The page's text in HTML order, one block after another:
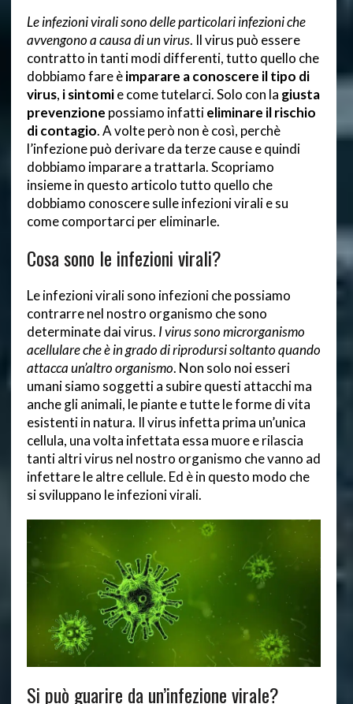
Le infezioni virali sono delle particolari infezioni che
avvengono a causa di un virus. Il virus può essere
contratto in tanti modi differenti, tutto quello che
dobbiamo fare èimparare a conoscere il tipo di
virus, i sintomie come tutelarci. Solo con la giusta
prevenzione possiamo infattieliminare il rischio
di contagio. A volte però non è così, perchè
l’infezione può derivare da terze cause e quindi
dobbiamo imparare a trattarla. Scopriamo
insieme in questo articolo tutto quello che
dobbiamo conoscere sulle infezioni virali e su
come comportarci per eliminarle.
Cosa sono le infezioni virali?
Le infezioni virali sono infezioni che possiamo
contrarre nel nostro organismo che sono
determinate dai virus. I virus sono microrganismo
acellulare che è in grado di riprodursi soltanto quando
attacca un’altro organismo. Non solo noi esseri
umani siamo soggetti a subire questi attacchi ma
anche gli animali, le piante e tutte le forme di vita
esistenti in natura. Il virus infetta prima un’unica
cellula, una volta infettata essa muore e rilascia
tanti altri virus nel nostro organismo che vanno ad
infettare le altre cellule. Ed è in questo modo che
si sviluppano le infezioni virali.
Si può guarire da un’infezione virale?